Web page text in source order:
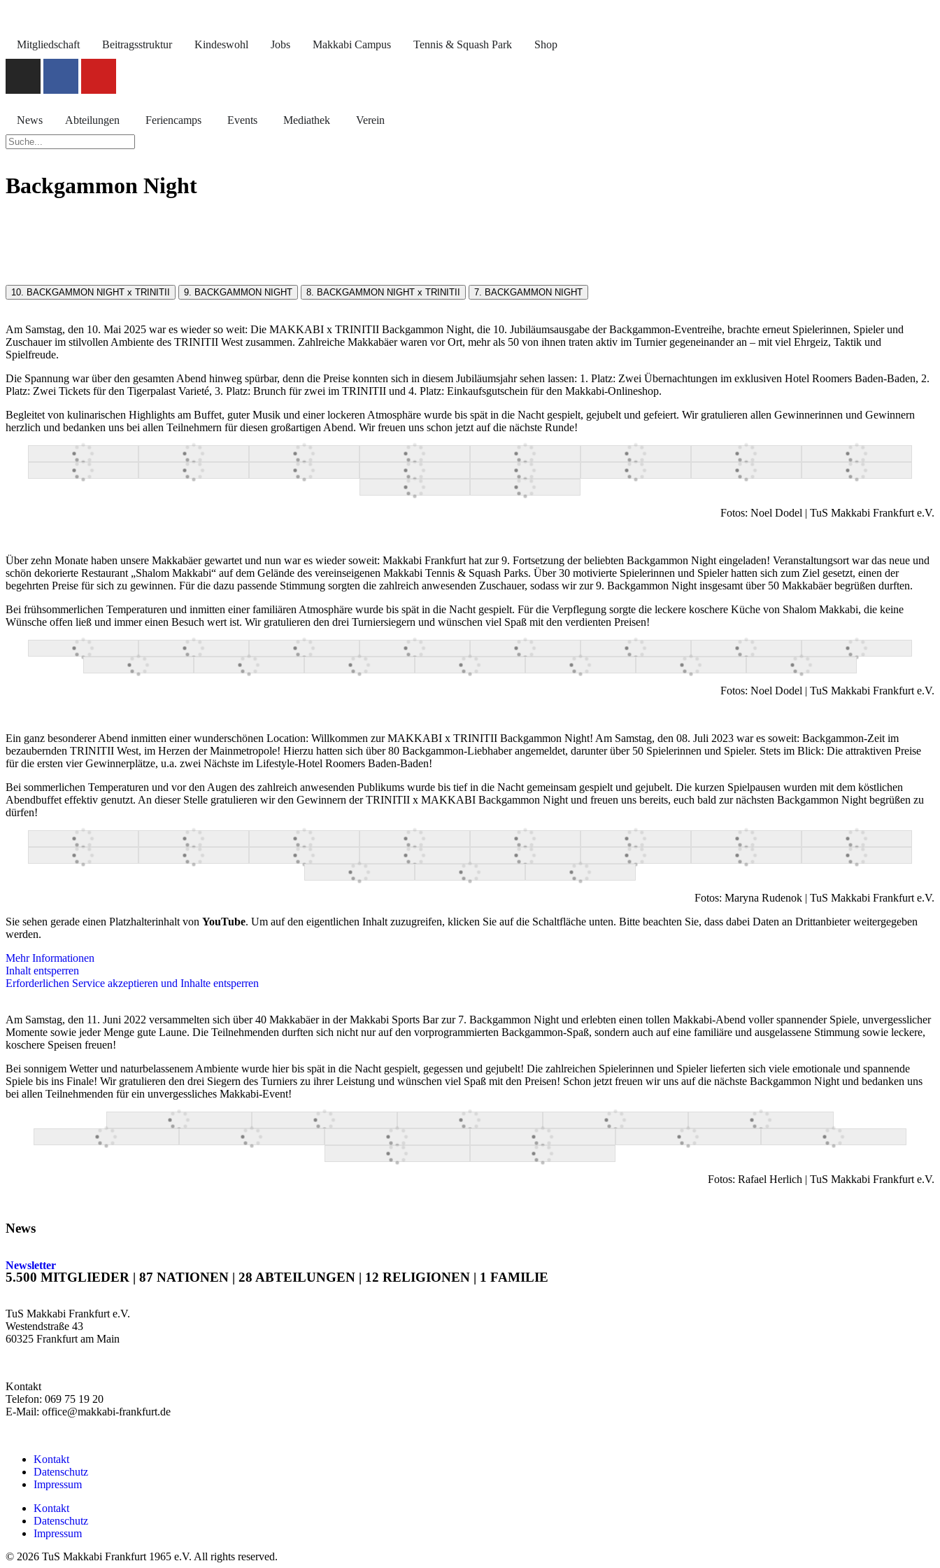
Mitgliedschaft Beitragsstruktur Kindeswohl Jobs Makkabi Campus Tennis & Squash Park Shop
News Abteilungen Feriencamps Events Mediathek Verein
Backgammon Night
10. BACKGAMMON NIGHT x TRINITII 9. BACKGAMMON NIGHT 8. BACKGAMMON NIGHT x TRINITII 7. BACKGAMMON NIGHT
Am Samstag, den 10. Mai 2025 war es wieder so weit: Die MAKKABI x TRINITII Backgammon Night, die 10. Jubiläumsausgabe der Backgammon-Eventreihe, brachte erneut Spielerinnen, Spieler und
Zuschauer im stilvollen Ambiente des TRINITII West zusammen. Zahlreiche Makkabäer waren vor Ort, mehr als 50 von ihnen traten aktiv im Turnier gegeneinander an – mit viel Ehrgeiz, Taktik und
Spielfreude.
Die Spannung war über den gesamten Abend hinweg spürbar, denn die Preise konnten sich in diesem Jubiläumsjahr sehen lassen: 1. Platz: Zwei Übernachtungen im exklusiven Hotel Roomers Baden-Baden, 2.
Platz: Zwei Tickets für den Tigerpalast Varieté, 3. Platz: Brunch für zwei im TRINITII und 4. Platz: Einkaufsgutschein für den Makkabi-Onlineshop.
Begleitet von kulinarischen Highlights am Buffet, guter Musik und einer lockeren Atmosphäre wurde bis spät in die Nacht gespielt, gejubelt und gefeiert. Wir gratulieren allen Gewinnerinnen und Gewinnern
herzlich und bedanken uns bei allen Teilnehmern für diesen großartigen Abend. Wir freuen uns schon jetzt auf die nächste Runde!
Fotos: Noel Dodel | TuS Makkabi Frankfurt e.V.
Über zehn Monate haben unsere Makkabäer gewartet und nun war es wieder soweit: Makkabi Frankfurt hat zur 9. Fortsetzung der beliebten Backgammon Night eingeladen! Veranstaltungsort war das neue und
schön dekorierte Restaurant „Shalom Makkabi“ auf dem Gelände des vereinseigenen Makkabi Tennis & Squash Parks. Über 30 motivierte Spielerinnen und Spieler hatten sich zum Ziel gesetzt, einen der
begehrten Preise für sich zu gewinnen. Für die dazu passende Stimmung sorgten die zahlreich anwesenden Zuschauer, sodass wir zur 9. Backgammon Night insgesamt über 50 Makkabäer begrüßen durften.
Bei frühsommerlichen Temperaturen und inmitten einer familiären Atmosphäre wurde bis spät in die Nacht gespielt. Für die Verpflegung sorgte die leckere koschere Küche von Shalom Makkabi, die keine
Wünsche offen ließ und immer einen Besuch wert ist. Wir gratulieren den drei Turniersiegern und wünschen viel Spaß mit den verdienten Preisen!
Fotos: Noel Dodel | TuS Makkabi Frankfurt e.V.
Ein ganz besonderer Abend inmitten einer wunderschönen Location: Willkommen zur MAKKABI x TRINITII Backgammon Night! Am Samstag, den 08. Juli 2023 war es soweit: Backgammon-Zeit im
bezaubernden TRINITII West, im Herzen der Mainmetropole! Hierzu hatten sich über 80 Backgammon-Liebhaber angemeldet, darunter über 50 Spielerinnen und Spieler. Stets im Blick: Die attraktiven Preise
für die ersten vier Gewinnerplätze, u.a. zwei Nächste im Lifestyle-Hotel Roomers Baden-Baden!
Bei sommerlichen Temperaturen und vor den Augen des zahlreich anwesenden Publikums wurde bis tief in die Nacht gemeinsam gespielt und gejubelt. Die kurzen Spielpausen wurden mit dem köstlichen
Abendbuffet effektiv genutzt. An dieser Stelle gratulieren wir den Gewinnern der TRINITII x MAKKABI Backgammon Night und freuen uns bereits, euch bald zur nächsten Backgammon Night begrüßen zu
dürfen!
Fotos: Maryna Rudenok | TuS Makkabi Frankfurt e.V.
Sie sehen gerade einen Platzhalterinhalt von YouTube. Um auf den eigentlichen Inhalt zuzugreifen, klicken Sie auf die Schaltfläche unten. Bitte beachten Sie, dass dabei Daten an Drittanbieter weitergegeben
werden.
Mehr Informationen
Inhalt entsperren
Erforderlichen Service akzeptieren und Inhalte entsperren
Am Samstag, den 11. Juni 2022 versammelten sich über 40 Makkabäer in der Makkabi Sports Bar zur 7. Backgammon Night und erlebten einen tollen Makkabi-Abend voller spannender Spiele, unvergesslicher
Momente sowie jeder Menge gute Laune. Die Teilnehmenden durften sich nicht nur auf den vorprogrammierten Backgammon-Spaß, sondern auch auf eine familiäre und ausgelassene Stimmung sowie leckere,
koschere Speisen freuen!
Bei sonnigem Wetter und naturbelassenem Ambiente wurde hier bis spät in die Nacht gespielt, gegessen und gejubelt! Die zahlreichen Spielerinnen und Spieler lieferten sich viele emotionale und spannende
Spiele bis ins Finale! Wir gratulieren den drei Siegern des Turniers zu ihrer Leistung und wünschen viel Spaß mit den Preisen! Schon jetzt freuen wir uns auf die nächste Backgammon Night und bedanken uns
bei allen Teilnehmenden für ein unvergessliches Makkabi-Event!
Fotos: Rafael Herlich | TuS Makkabi Frankfurt e.V.
News
Newsletter
5.500 MITGLIEDER | 87 NATIONEN | 28 ABTEILUNGEN | 12 RELIGIONEN | 1 FAMILIE
TuS Makkabi Frankfurt e.V.
Westendstraße 43
60325 Frankfurt am Main
Kontakt
Telefon: 069 75 19 20
E-Mail: office@makkabi-frankfurt.de
Kontakt
Datenschutz
Impressum
Kontakt
Datenschutz
Impressum
© 2026 TuS Makkabi Frankfurt 1965 e.V. All rights reserved.